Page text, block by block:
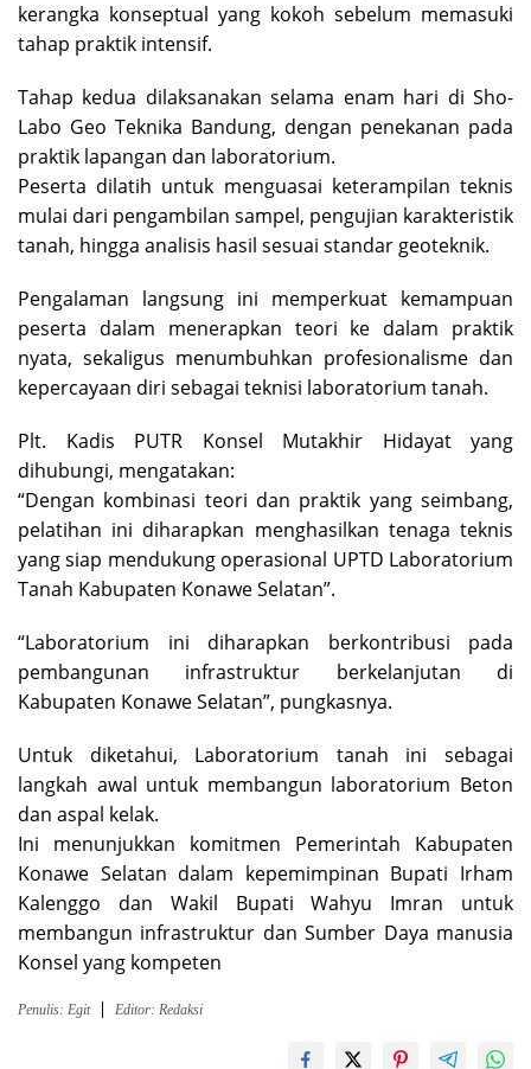
kerangka konseptual yang kokoh sebelum memasuki
tahap praktik intensif.
Tahap kedua dilaksanakan selama enam hari di Sho-
Labo Geo Teknika Bandung, dengan penekanan pada
praktik lapangan dan laboratorium.
Peserta dilatih untuk menguasai keterampilan teknis
mulai dari pengambilan sampel, pengujian karakteristik
tanah, hingga analisis hasil sesuai standar geoteknik.
Pengalaman langsung ini memperkuat kemampuan
peserta dalam menerapkan teori ke dalam praktik
nyata, sekaligus menumbuhkan profesionalisme dan
kepercayaan diri sebagai teknisi laboratorium tanah.
Plt. Kadis PUTR Konsel Mutakhir Hidayat yang
dihubungi, mengatakan:
“Dengan kombinasi teori dan praktik yang seimbang,
pelatihan ini diharapkan menghasilkan tenaga teknis
yang siap mendukung operasional UPTD Laboratorium
Tanah Kabupaten Konawe Selatan”.
“Laboratorium ini diharapkan berkontribusi pada
pembangunan infrastruktur berkelanjutan di
Kabupaten Konawe Selatan”, pungkasnya.
Untuk diketahui, Laboratorium tanah ini sebagai
langkah awal untuk membangun laboratorium Beton
dan aspal kelak.
Ini menunjukkan komitmen Pemerintah Kabupaten
Konawe Selatan dalam kepemimpinan Bupati Irham
Kalenggo dan Wakil Bupati Wahyu Imran untuk
membangun infrastruktur dan Sumber Daya manusia
Konsel yang kompeten
Penulis: Egit Editor: Redaksi